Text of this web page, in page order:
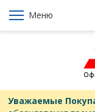
Меню
Уважаемые